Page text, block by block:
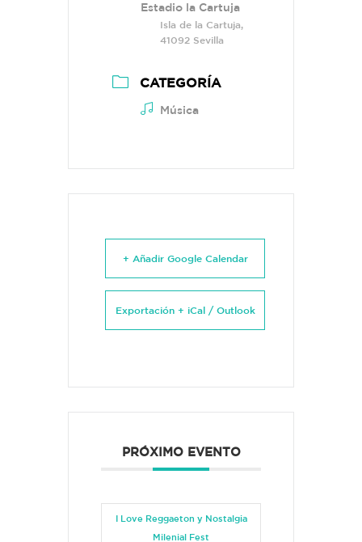
Estadio la Cartuja
Isla de la Cartuja,
41092 Sevilla
CATEGORÍA
Música
+ Añadir Google Calendar
Exportación + iCal / Outlook
PRÓXIMO EVENTO
I Love Reggaeton y Nostalgia
Milenial Fest